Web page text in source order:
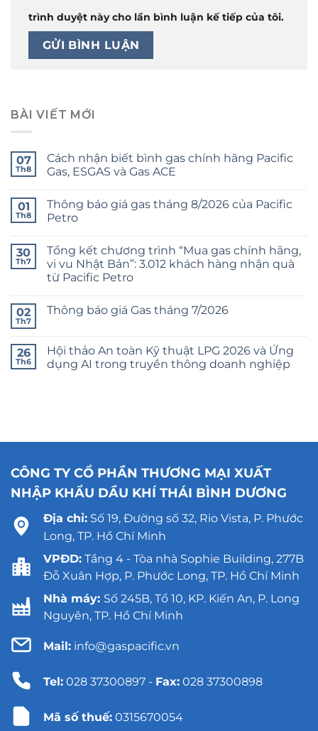
trình duyệt này cho lần bình luận kế tiếp của tôi.
BÀI VIẾT MỚI
07
Th8
Cách nhận biết bình gas chính hãng Pacific
Gas, ESGAS và Gas ACE
01
Th8
Thông báo giá gas tháng 8/2026 của Pacific
Petro
30
Th7
Tổng kết chương trình “Mua gas chính hãng,
vi vu Nhật Bản”: 3.012 khách hàng nhận quà
từ Pacific Petro
02
Th7
Thông báo giá Gas tháng 7/2026
26
Th6
Hội thảo An toàn Kỹ thuật LPG 2026 và Ứng
dụng AI trong truyền thông doanh nghiệp
CÔNG TY CỔ PHẦN THƯƠNG MẠI XUẤT
NHẬP KHẨU DẦU KHÍ THÁI BÌNH DƯƠNG
Địa chỉ: Số 19, Đường số 32, Rio Vista, P. Phước
Long, TP. Hồ Chí Minh
VPĐD: Tầng 4 - Tòa nhà Sophie Building, 277B
Đỗ Xuân Hợp, P. Phước Long, TP. Hồ Chí Minh
Nhà máy: Số 245B, Tổ 10, KP. Kiến An, P. Long
Nguyên, TP. Hồ Chí Minh
Mail: info@gaspacific.vn
Tel: 028 37300897 - Fax: 028 37300898
Mã số thuế: 0315670054